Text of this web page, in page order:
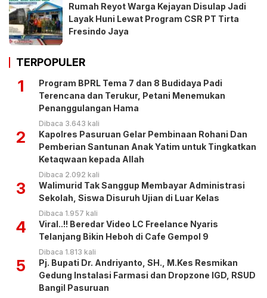
Rumah Reyot Warga Kejayan Disulap Jadi
Layak Huni Lewat Program CSR PT Tirta
Fresindo Jaya
TERPOPULER
1
Program BPRL Tema 7 dan 8 Budidaya Padi
Terencana dan Terukur, Petani Menemukan
Penanggulangan Hama
Dibaca 3.643 kali
2
Kapolres Pasuruan Gelar Pembinaan Rohani Dan
Pemberian Santunan Anak Yatim untuk Tingkatkan
Ketaqwaan kepada Allah
Dibaca 2.092 kali
3
Walimurid Tak Sanggup Membayar Administrasi
Sekolah, Siswa Disuruh Ujian di Luar Kelas
Dibaca 1.957 kali
4
Viral..!! Beredar Video LC Freelance Nyaris
Telanjang Bikin Heboh di Cafe Gempol 9
Dibaca 1.813 kali
5
Pj. Bupati Dr. Andriyanto, SH., M.Kes Resmikan
Gedung Instalasi Farmasi dan Dropzone IGD, RSUD
Bangil Pasuruan